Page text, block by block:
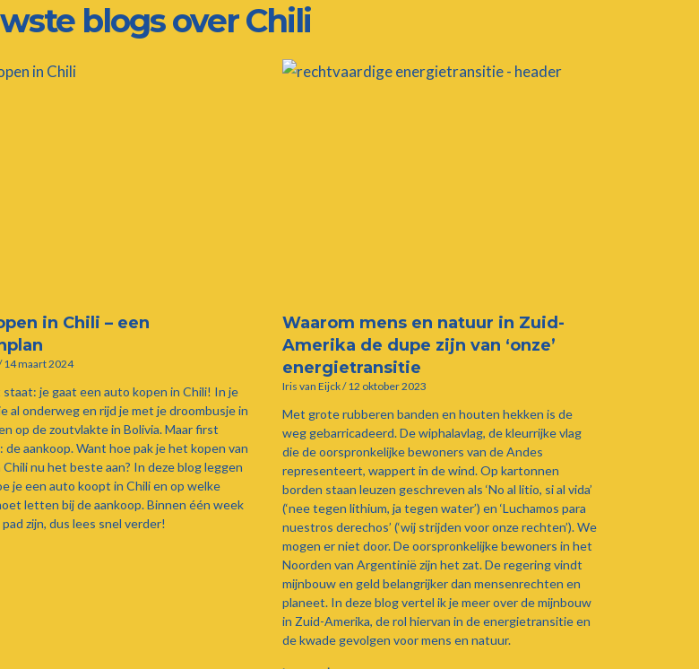
blogs over Chili
in Chili – een
14 maart 2024
je gaat een auto kopen in Chili! In je
al onderweg en rijd je met je droombusje in
op de zoutvlakte in Bolivia. Maar first
aankoop. Want hoe pak je het kopen van
nu het beste aan? In deze blog leggen
je een auto koopt in Chili en op welke
letten bij de aankoop. Binnen één week
zijn, dus lees snel verder!
Waarom mens en natuur in Zuid-
Amerika de dupe zijn van ‘onze’
energietransitie
Iris van Eijck 12 oktober 2023
Met grote rubberen banden en houten hekken is de
weg gebarricadeerd. De wiphalavlag, de kleurrijke vlag
die de oorspronkelijke bewoners van de Andes
representeert, wappert in de wind. Op kartonnen
borden staan leuzen geschreven als ‘No al litio, si al vida’
(‘nee tegen lithium, ja tegen water’) en ‘Luchamos para
nuestros derechos’ (‘wij strijden voor onze rechten’). We
mogen er niet door. De oorspronkelijke bewoners in het
Noorden van Argentinië zijn het zat. De regering vindt
mijnbouw en geld belangrijker dan mensenrechten en
planeet. In deze blog vertel ik je meer over de mijnbouw
in Zuid-Amerika, de rol hiervan in de energietransitie en
de kwade gevolgen voor mens en natuur.